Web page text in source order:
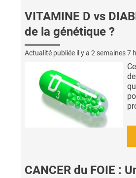
VITAMINE D vs
de la génétique ?
Actualité publiée il y a 2 semaines 7
CANCER du FOIE :